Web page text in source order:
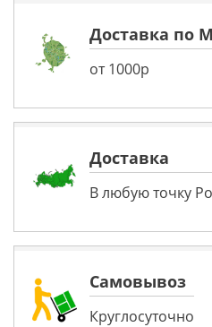
Доставка по
от 1000р
Доставка
В любую точку
Самовывоз
Круглосуточно